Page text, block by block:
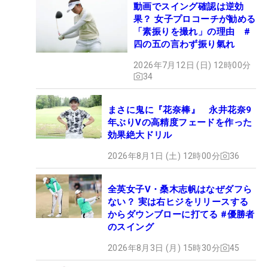
動画でスイング確認は逆効
果？ 女子プロコーチが勧める
「素振りを撮れ」の理由 #
四の五の言わず振り氣れ
2026年7月12日 (日) 12時00分
34
まさに鬼に『花奈棒』 永井花奈9
年ぶりVの高精度フェードを作った
効果絶大ドリル
2026年8月1日 (土) 12時00分 36
全英女子V・桑木志帆はなぜダフら
ない？ 実は右ヒジをリリースする
からダウンブローに打てる #優勝者
のスイング
2026年8月3日 (月) 15時30分 45